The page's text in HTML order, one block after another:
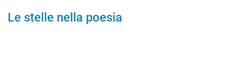
Le stelle nella poesia